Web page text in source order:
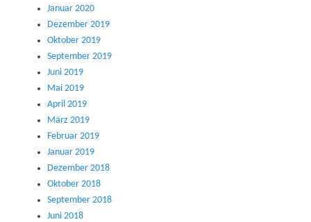
Januar 2020
Dezember 2019
Oktober 2019
September 2019
Juni 2019
Mai 2019
April 2019
März 2019
Februar 2019
Januar 2019
Dezember 2018
Oktober 2018
September 2018
Juni 2018